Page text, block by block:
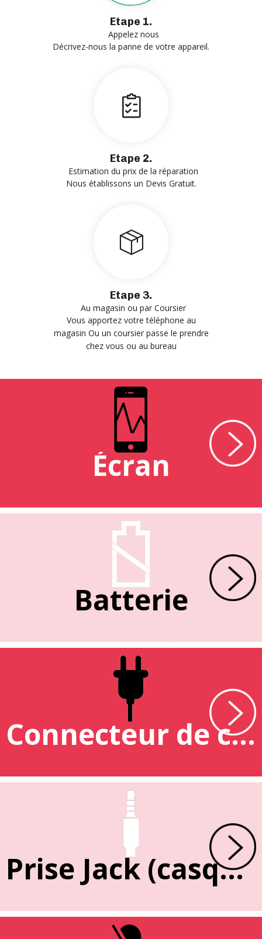
Etape 1.
Appelez nous
Décrivez-nous la panne de votre appareil.
Etape 2.
Estimation du prix de la réparation
Nous établissons un Devis Gratuit.
Etape 3.
Au magasin ou par Coursier
Vous apportez votre téléphone au
magasin Ou un coursier passe le prendre
chez vous ou au bureau
Écran
Batterie
Connecteur de charge
Prise Jack (casque)